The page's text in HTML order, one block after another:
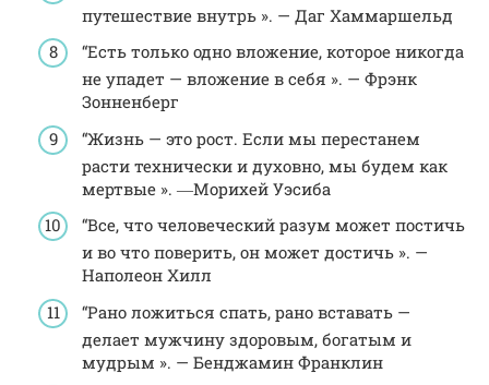
путешествие внутрь ». — Даг Хаммаршельд
“Есть только одно вложение, которое никогда
не упадет — вложение в себя ». — Фрэнк
Зонненберг
“Жизнь — это рост. Если мы перестанем
расти технически и духовно, мы будем как
мертвые ». ―Морихей Уэсиба
“Все, что человеческий разум может постичь
и во что поверить, он может достичь ». —
Наполеон Хилл
“Рано ложиться спать, рано вставать —
делает мужчину здоровым, богатым и
мудрым ». — Бенджамин Франклин